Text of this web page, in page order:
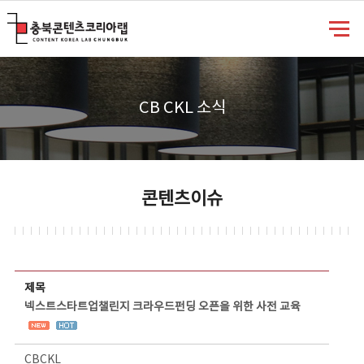
CB CKL 소식
콘텐츠이슈
제목
넥스트스타트업챌린지 크라우드펀딩 오픈을 위한 사전 교육
CBCKL